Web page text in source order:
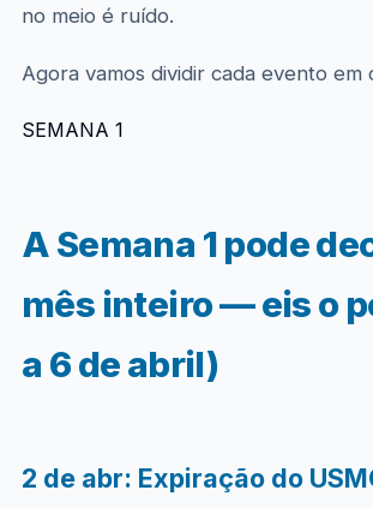
no meio é ruído.
Agora vamos dividir cada evento em
SEMANA 1
A Semana 1 pode
mês inteiro — eis o
a 6 de abril)
2 de abr: Expiração do